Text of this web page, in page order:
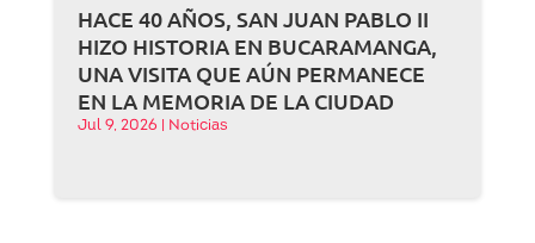
HACE 40 AÑOS, SAN JUAN PABLO II
HIZO HISTORIA EN BUCARAMANGA,
UNA VISITA QUE AÚN PERMANECE
EN LA MEMORIA DE LA CIUDAD
Jul 9, 2026 Noticias